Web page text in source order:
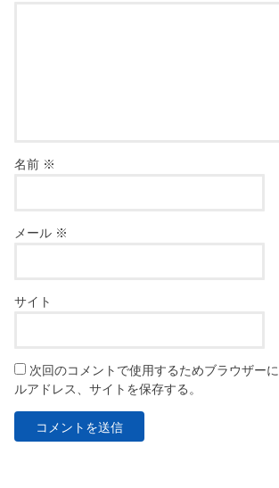
名前 ※
メール ※
サイト
次回のコメントで使用するためブラウザー
ルアドレス、サイトを保存する。